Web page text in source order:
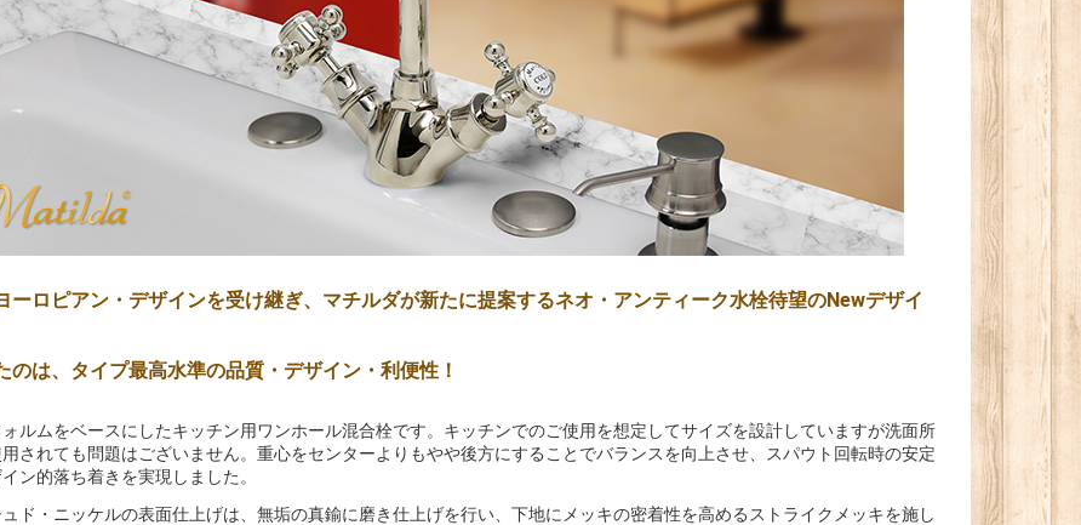
ーロピアン・デザインを受け継ぎ、マチルダが新たに提案するネオ・アンティーク水栓待望のNewデザイ
のは、タイプ最高水準の品質・デザイン・利便性！
ルムをベースにしたキッチン用ワンホール混合栓です。キッチンでのご使用を想定してサイズを設計していますが洗面所
されても問題はございません。重心をセンターよりもやや後方にすることでバランスを向上させ、スパウト回転時の安定
ン的落ち着きを実現しました。
ド・ニッケルの表面仕上げは、無垢の真鍮に磨き仕上げを行い、下地にメッキの密着性を高めるストライクメッキを施し